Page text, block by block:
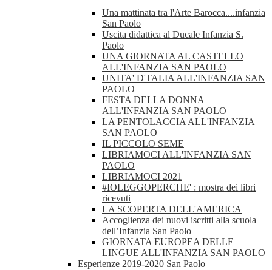
Una mattinata tra l'Arte Barocca....infanzia
San Paolo
Uscita didattica al Ducale Infanzia S.
Paolo
UNA GIORNATA AL CASTELLO
ALL'INFANZIA SAN PAOLO
UNITA' D'TALIA ALL'INFANZIA SAN
PAOLO
FESTA DELLA DONNA
ALL'INFANZIA SAN PAOLO
LA PENTOLACCIA ALL'INFANZIA
SAN PAOLO
IL PICCOLO SEME
LIBRIAMOCI ALL'INFANZIA SAN
PAOLO
LIBRIAMOCI 2021
#IOLEGGOPERCHE' : mostra dei libri
ricevuti
LA SCOPERTA DELL'AMERICA
Accoglienza dei nuovi iscritti alla scuola
dell’Infanzia San Paolo
GIORNATA EUROPEA DELLE
LINGUE ALL'INFANZIA SAN PAOLO
Esperienze 2019-2020 San Paolo